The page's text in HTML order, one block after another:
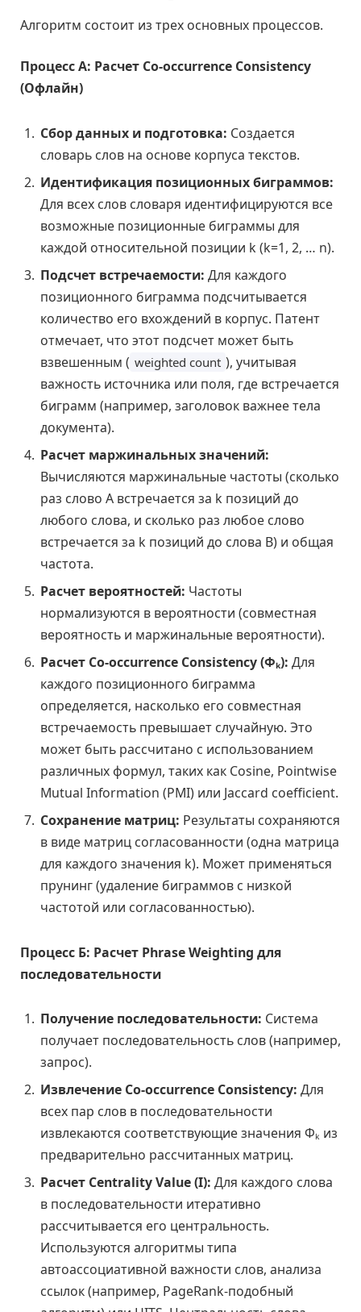
Алгоритм состоит из трех основных процессов.
Процесс А: Расчет Co-occurrence Consistency
(Офлайн)
Сбор данных и подготовка: Создается
словарь слов на основе корпуса текстов.
Идентификация позиционных биграммов:
Для всех слов словаря идентифицируются все
возможные позиционные биграммы для
каждой относительной позиции k (k=1, 2, … n).
Подсчет встречаемости: Для каждого
позиционного биграмма подсчитывается
количество его вхождений в корпус. Патент
отмечает, что этот подсчет может быть
взвешенным ( weighted count ), учитывая
важность источника или поля, где встречается
биграмм (например, заголовок важнее тела
документа).
Расчет маржинальных значений:
Вычисляются маржинальные частоты (сколько
раз слово А встречается за k позиций до
любого слова, и сколько раз любое слово
встречается за k позиций до слова В) и общая
частота.
Расчет вероятностей: Частоты
нормализуются в вероятности (совместная
вероятность и маржинальные вероятности).
Расчет Co-occurrence Consistency (Φₖ): Для
каждого позиционного биграмма
определяется, насколько его совместная
встречаемость превышает случайную. Это
может быть рассчитано с использованием
различных формул, таких как Cosine, Pointwise
Mutual Information (PMI) или Jaccard coefficient.
Сохранение матриц: Результаты сохраняются
в виде матриц согласованности (одна матрица
для каждого значения k). Может применяться
прунинг (удаление биграммов с низкой
частотой или согласованностью).
Процесс Б: Расчет Phrase Weighting для
последовательности
Получение последовательности: Система
получает последовательность слов (например,
запрос).
Извлечение Co-occurrence Consistency: Для
всех пар слов в последовательности
извлекаются соответствующие значения Φₖ из
предварительно рассчитанных матриц.
Расчет Centrality Value (I): Для каждого слова
в последовательности итеративно
рассчитывается его центральность.
Используются алгоритмы типа
автоассоциативной важности слов, анализа
ссылок (например, PageRank-подобный